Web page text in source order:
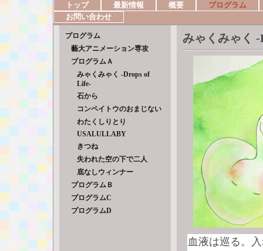
トップ 最新情報 概要
プログラム
お問い合わせ
プログラム
藝大アニメーション専攻
プログラムＡ
みゃくみゃく -Drops of
Life-
石から
コンペイトウのおまじない
わたくしりとり
USALULLABY
きつね
失われた空の下で二人
底なしウィンナー
プログラムＢ
プログラムC
プログラムD
みゃくみゃく
血液は巡る。